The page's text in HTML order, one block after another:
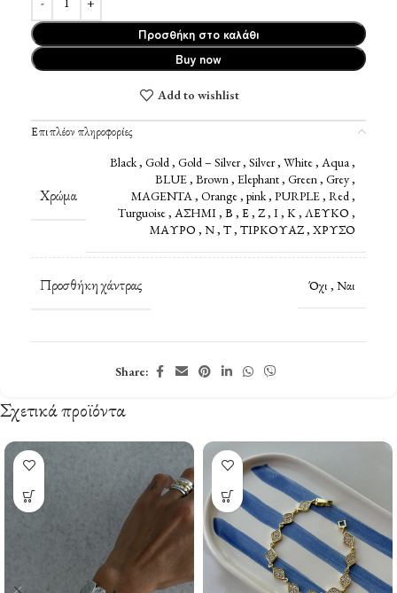
Προσθήκη στο καλάθι
Buy now
Add to wishlist
Επιπλέον πληροφορίες
Χρώμα
Black, Gold , Gold – Silver, Silver, White, Aqua ,
BLUE, Brown , Elephant, Green , Grey,
MAGENTA , Orange, pink, PURPLE, Red ,
Turguoise, ΑΣΗΜΙ, Β , Ε, Ζ, Ι, Κ, ΛΕΥΚΟ ,
ΜΑΥΡΟ , Ν, Τ, ΤΙΡΚΟΥΑΖ, ΧΡΥΣΟ
Προσθήκη χάντρας Όχι , Ναι
Share:
Σχετικά προϊόντα